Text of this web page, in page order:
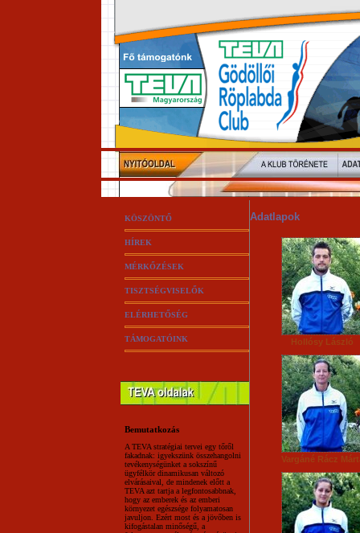
KÖSZÖNTŐ
HÍREK
MÉRKŐZÉSEK
TISZTSÉGVISELŐK
ELÉRHETŐSÉG
TÁMOGATÓINK
Bemutatkozás
A TEVA stratégiai tervei egy tőről
fakadnak: igyekszünk összehangolni
tevékenységünket a sokszínű
ügyfélkör dinamikusan változó
elvárásaival, de mindenek előtt a
TEVA azt tartja a legfontosabbnak,
hogy az emberek és az emberi
környezet egészsége folyamatosan
javuljon. Ezért most és a jövőben is
kifogástalan minőségű, a
Adatlapok
Hollósy László
Vargáné Rácz